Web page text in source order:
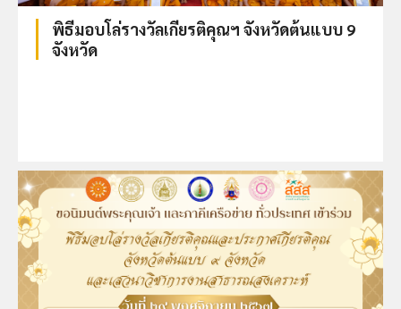
พิธีมอบโล่รางวัลเกียรติคุณฯ จังหวัดต้นแบบ 9
จังหวัด